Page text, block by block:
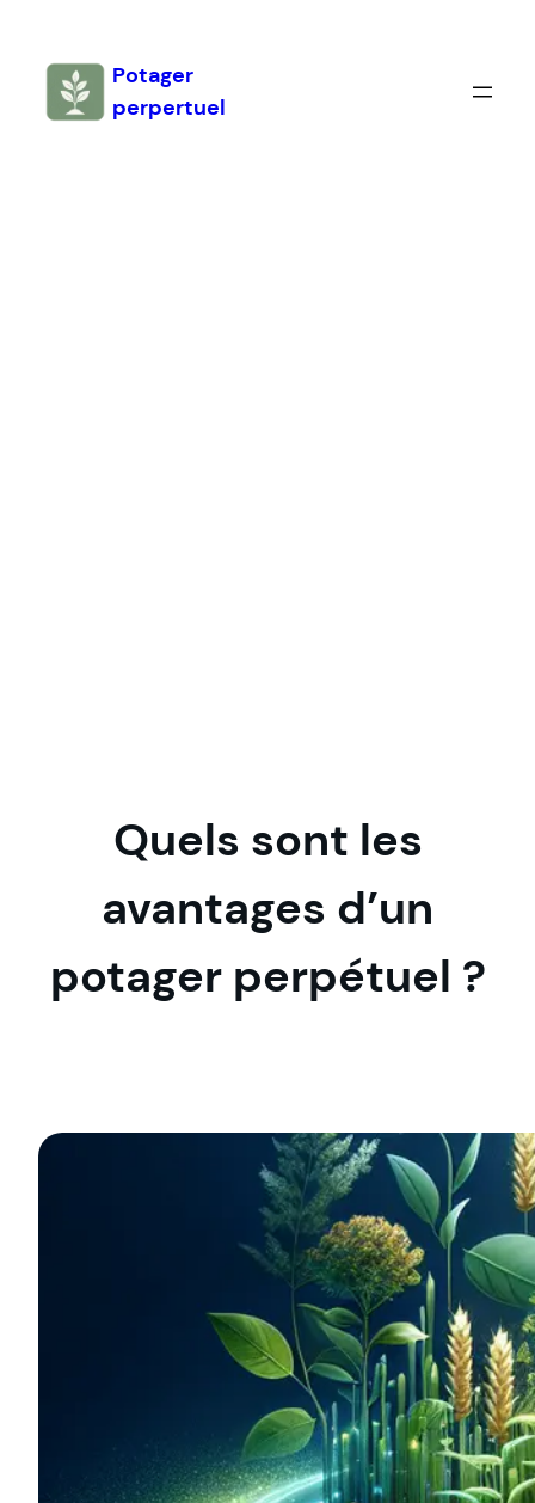
contenu
Potager
perpertuel
Quels sont les
avantages d’un
potager perpétuel ?